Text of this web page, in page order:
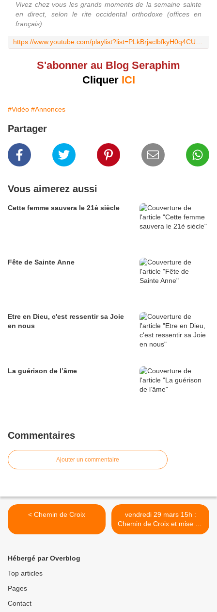
Vivez chez vous les grands moments de la semaine sainte
en direct, selon le rite occidental orthodoxe (offices en
français).
S'abonner au Blog Seraphim
Cliquer ICI
#Vidéo #Annonces
Partager
Vous aimerez aussi
Cette femme sauvera le 21è siècle
Fête de Sainte Anne
Etre en Dieu, c'est ressentir sa Joie
en nous
La guérison de l’âme
Commentaires
Ajouter un commentaire
< Chemin de Croix
vendredi 29 mars 15h :
Chemin de Croix et mise au
tombeau au monastère
Hébergé par Overblog
Top articles
Pages
Contact